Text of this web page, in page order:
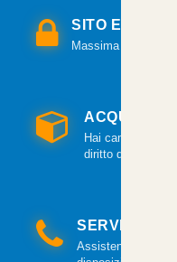
SITO E
Massima sicurezza
ACQUISTO
Hai cambiato
diritto di recesso.
SERVIZIO
Assistenza clienti